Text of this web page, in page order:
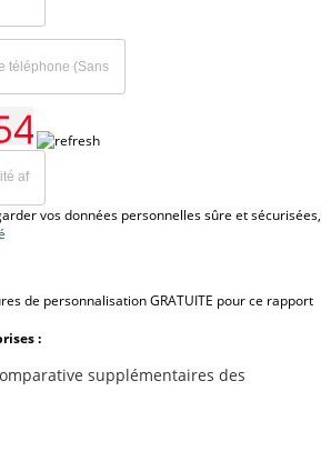
vos données personnelles sûre et sécurisées,
de personnalisation GRATUITE pour ce rapport
:
supplémentaires des